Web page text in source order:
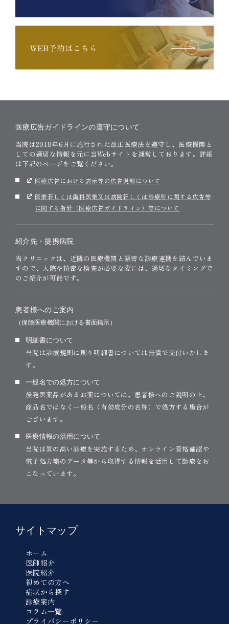
医療広告ガイドラインの遵守について
当院は2018年6月に施行された改正医療法を遵守し、医療機関と
しての適切な情報を元に当Webサイトを運営しております。詳細
は下記のページをご覧ください。
医療広告における表示等の広告規制について
医業若しくは歯科医業又は病院若しくは診療所に関する広告等
に関する指針（医療広告ガイドライン）等について
紹介先・提携病院
当クリニックは、近隣の医療機関と緊密な診療連携を結んでいま
すので、入院や精密な検査が必要な際には、適切なタイミングで
のご紹介が可能です。
患者様へのご案内
（保険医療機関における書面掲示）
明細書について
当院は診療規則に則り明細書については無償で交付いたしま
す。
一般名での処方について
後発医薬品があるお薬については、患者様へのご説明の上、
商品名ではなく一般名（有効成分の名称）で処方する場合が
ございます。
医療情報の活用について
当院は質の高い診療を実施するため、オンライン資格確認や
電子処方箋のデータ等から取得する情報を活用して診療をお
こなっています。
サイトマップ
ホーム
医師紹介
医院紹介
初めての方へ
症状から探す
診療案内
コラム一覧
プライバシーポリシー